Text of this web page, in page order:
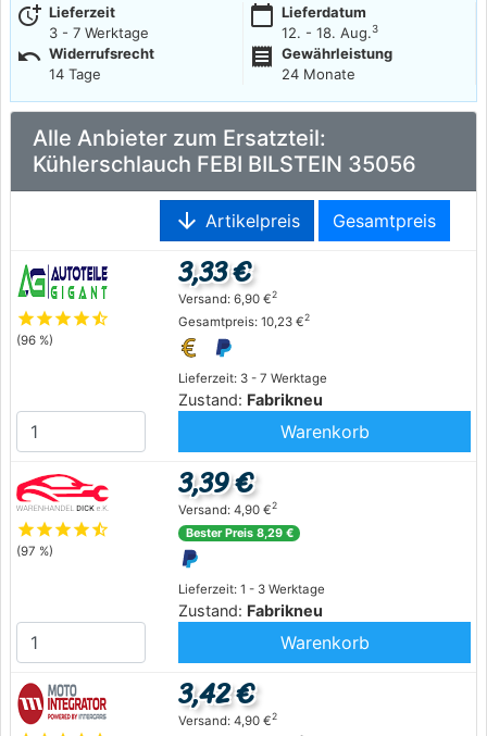
more_time Lieferzeit
3 - 7 Werktage
calendar_today Lieferdatum
12. - 18. Aug.3
undo Widerrufsrecht
14 Tage
receipt
Gewährleistung
24 Monate
Alle Anbieter zum Ersatzteil:
Kühlerschlauch FEBI BILSTEIN 35056
arrow_downward Artikelpreis Gesamtpreis
starstarstarstarstar_half
(96 %)
Lieferzeit: 3 - 7 Werktage
Zustand: Fabrikneu
3,33 €
Versand: 6,90 €2
Gesamtpreis: 10,23 €2
Warenkorb
starstarstarstarstar_half
(97 %)
Lieferzeit: 1 - 3 Werktage
Zustand: Fabrikneu
3,39 €
Versand: 4,90 €2
Bester Preis 8,29 €
Warenkorb
3,42 €
Versand: 4,90 €2